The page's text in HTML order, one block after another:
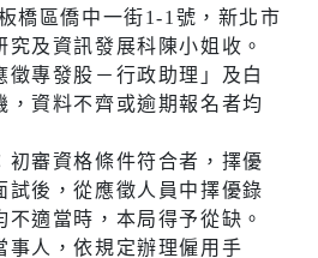
橋區僑中一街1-1號，新北市
究及資訊發展科陳小姐收。
專發股－行政助理」及白
，資料不齊或逾期報名者均
初審資格條件符合者，擇優
試後，從應徵人員中擇優錄
不適當時，本局得予從缺。
事人，依規定辦理僱用手